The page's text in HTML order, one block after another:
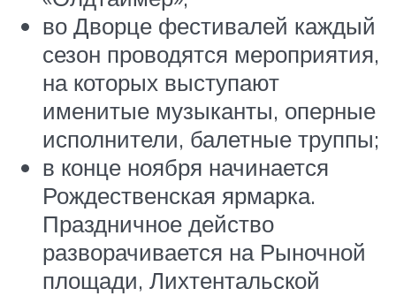
во Дворце фестивалей каждый
сезон проводятся мероприятия,
на которых выступают
именитые музыканты, оперные
исполнители, балетные труппы;
в конце ноября начинается
Рождественская ярмарка.
Праздничное действо
разворачивается на Рыночной
площади, Лихтентальской